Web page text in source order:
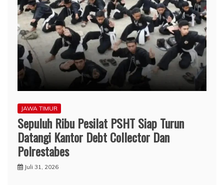
JAWA TIMUR
Sepuluh Ribu Pesilat PSHT Siap Turun
Datangi Kantor Debt Collector Dan
Polrestabes
Juli 31, 2026